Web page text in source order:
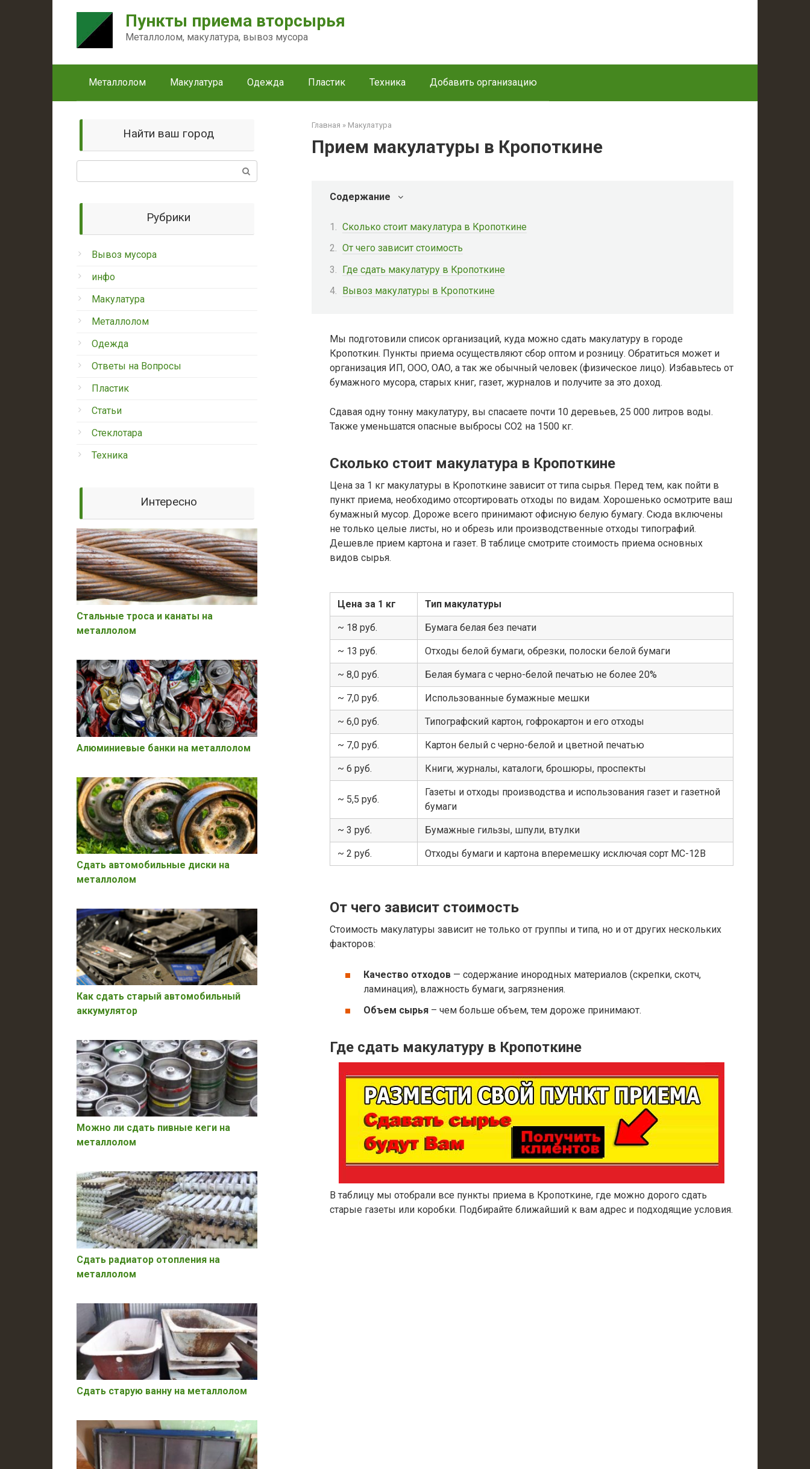
Пункты приема вторсырья
Металлолом, макулатура, вывоз мусора
Металлолом Макулатура Одежда Пластик Техника Добавить организацию
Главная » Макулатура
Прием макулатуры в Кропоткине
Содержание
Сколько стоит макулатура в Кропоткине
От чего зависит стоимость
Где сдать макулатуру в Кропоткине
Вывоз макулатуры в Кропоткине
Мы подготовили список организаций, куда можно сдать макулатуру в городе
Кропоткин. Пункты приема осуществляют сбор оптом и розницу. Обратиться может и
организация ИП, ООО, ОАО, а так же обычный человек (физическое лицо). Избавьтесь от
бумажного мусора, старых книг, газет, журналов и получите за это доход.
Сдавая одну тонну макулатуру, вы спасаете почти 10 деревьев, 25 000 литров воды.
Также уменьшатся опасные выбросы CO2 на 1500 кг.
Сколько стоит макулатура в Кропоткине
Цена за 1 кг макулатуры в Кропоткине зависит от типа сырья. Перед тем, как пойти в
пункт приема, необходимо отсортировать отходы по видам. Хорошенько осмотрите ваш
бумажный мусор. Дороже всего принимают офисную белую бумагу. Сюда включены
не только целые листы, но и обрезь или производственные отходы типографий.
Дешевле прием картона и газет. В таблице смотрите стоимость приема основных
видов сырья.
Цена за 1 кг Тип макулатуры
~ 18 руб. Бумага белая без печати
~ 13 руб. Отходы белой бумаги, обрезки, полоски белой бумаги
~ 8,0 руб. Белая бумага с черно-белой печатью не более 20%
~ 7,0 руб. Использованные бумажные мешки
~ 6,0 руб. Типографский картон, гофрокартон и его отходы
~ 7,0 руб. Картон белый с черно-белой и цветной печатью
~ 6 руб. Книги, журналы, каталоги, брошюры, проспекты
~ 5,5 руб.
Газеты и отходы производства и использования газет и газетной
бумаги
~ 3 руб. Бумажные гильзы, шпули, втулки
~ 2 руб. Отходы бумаги и картона вперемешку исключая сорт МС-12В
От чего зависит стоимость
Стоимость макулатуры зависит не только от группы и типа, но и от других нескольких
факторов:
Качество отходов — содержание инородных материалов (скрепки, скотч,
ламинация), влажность бумаги, загрязнения.
Объем сырья – чем больше объем, тем дороже принимают.
Где сдать макулатуру в Кропоткине
В таблицу мы отобрали все пункты приема в Кропоткине, где можно дорого сдать
старые газеты или коробки. Подбирайте ближайший к вам адрес и подходящие условия.
Найти ваш город
Рубрики
Вывоз мусора
инфо
Макулатура
Металлолом
Одежда
Ответы на Вопросы
Пластик
Статьи
Стеклотара
Техника
Интересно
Стальные троса и канаты на
металлолом
Алюминиевые банки на металлолом
Сдать автомобильные диски на
металлолом
Как сдать старый автомобильный
аккумулятор
Можно ли сдать пивные кеги на
металлолом
Сдать радиатор отопления на
металлолом
Сдать старую ванну на металлолом